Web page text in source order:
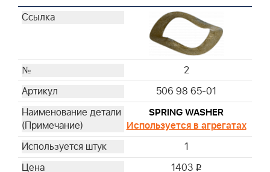
2
506 98 65-01
SPRING WASHER
Используется в агрегатах
1
1403 i